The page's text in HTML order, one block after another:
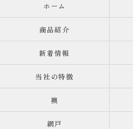
ホーム
商品紹介
新着情報
当社の特徴
襖
網戸